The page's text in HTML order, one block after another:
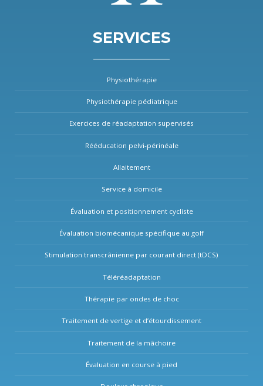
SERVICES
Physiothérapie
Physiothérapie pédiatrique
Exercices de réadaptation supervisés
Rééducation pelvi-périnéale
Allaitement
Service à domicile
Évaluation et positionnement cycliste
Évaluation biomécanique spécifique au golf
Stimulation transcrânienne par courant direct (tDCS)
Téléréadaptation
Thérapie par ondes de choc
Traitement de vertige et d’étourdissement
Traitement de la mâchoire
Évaluation en course à pied